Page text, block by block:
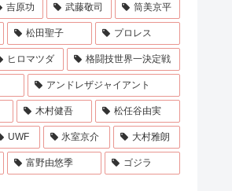
吉原功 武藤敬司 筒美京平
松田聖子 プロレス
ヒロマツダ 格闘技世界一決定戦
アンドレザジャイアント
木村健吾 松任谷由実
UWF 氷室京介 大村雅朗
富野由悠季 ゴジラ